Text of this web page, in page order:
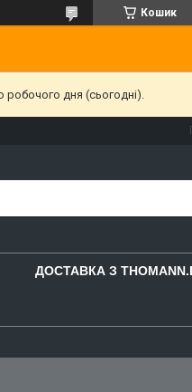
Кошик
дня (сьогодні).
ДОСТАВКА З